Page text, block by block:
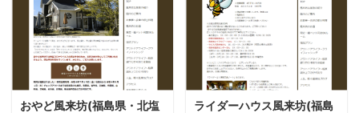
おやど風来坊(福島県・北塩
ライダーハウス風来坊(福島